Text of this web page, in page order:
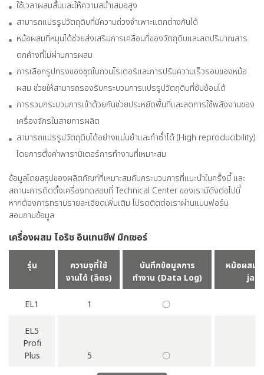
ใช้เวลาผสมสั้นและให้ความสม่ำเสมอสูง
สามารถแปรรูปวัตถุดิบที่มีความถ่วงจำเพาะแตกต่างกันได้
หม้อผสมที่หมุนได้ช่วยส่งเสริมการเคลื่อนที่ของวัตถุดิบและลดปริมาณสาร
ตกค้างที่ไม่ผ่านการผสม
การเลือกรูปทรงของชุดใบกวนโรเตอร์และการปรับความเร็วรอบของหม้อ
ผสม ช่วยให้สามารถรองรับกระบวนการแปรรูปวัตถุดิบที่ซับซ้อนได้
การรวมกระบวนการเข้าด้วยกันช่วยประหยัดพื้นที่และลดการใช้พลังงานของ
เครื่องจักรในสายการผลิต
สามารถแปรรูปวัตถุดิบได้อย่างแม่นยำและทำซ้ำได้ (High reproducibility)
โดยการตั้งค่าพารามิเตอร์การทำงานที่เหมาะสม
ข้อมูลโดยสรุปของผลิตภัณฑ์ที่เหมาะสมกับกระบวนการที่แนะนำในครั้งนี้ และ
สถานะการติดตั้งเครื่องทดสอบที่ Technical Center ของเรามีดังต่อไปนี้
หากต้องการทราบรายละเอียดเพิ่มเติม โปรดติดต่อเราผ่านแบบฟอร์ม
สอบถามข้อมูล
เครื่องผสม ไอริช อินเทนซีฟ มิกเซอร์
รุ่น
ความจุที่ใช้
งานได้ (ลิตร)
บันทึกข้อมูลการ
ทำงาน (Data Log)
หม้อผสม
EL1 1 〇
EL5
Profi
Plus
5 〇